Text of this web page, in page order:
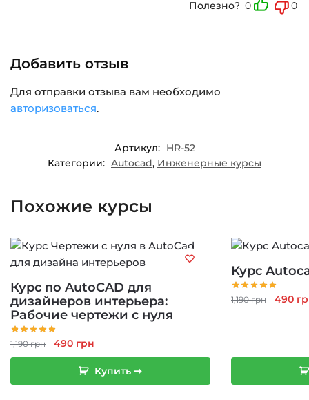
Полезно? 0 0
Добавить отзыв
Для отправки отзыва вам необходимо
авторизоваться.
Артикул: HR-52
Категории: Autocad, Инженерные курсы
Похожие курсы
Курс по AutoCAD для
дизайнеров интерьера:
Рабочие чертежи с нуля
1,190грн
Первоначальная
цена
составляла
1,190 грн.
490 грн
цена:
490 грн.
Купить ➞
Курс
1,190грн 490